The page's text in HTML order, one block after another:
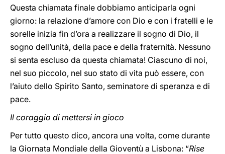
Questa chiamata finale dobbiamo anticiparla ogni
giorno: la relazione d’amore con Dio e con i fratelli e le
sorelle inizia fin d’ora a realizzare il sogno di Dio, il
sogno dell’unità, della pace e della fraternità. Nessuno
si senta escluso da questa chiamata! Ciascuno di noi,
nel suo piccolo, nel suo stato di vita può essere, con
l’aiuto dello Spirito Santo, seminatore di speranza e di
pace.
Il coraggio di mettersi in gioco
Per tutto questo dico, ancora una volta, come durante
la Giornata Mondiale della Gioventù a Lisbona: “Rise